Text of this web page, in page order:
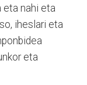
eta nahi eta
iheslari eta
eta